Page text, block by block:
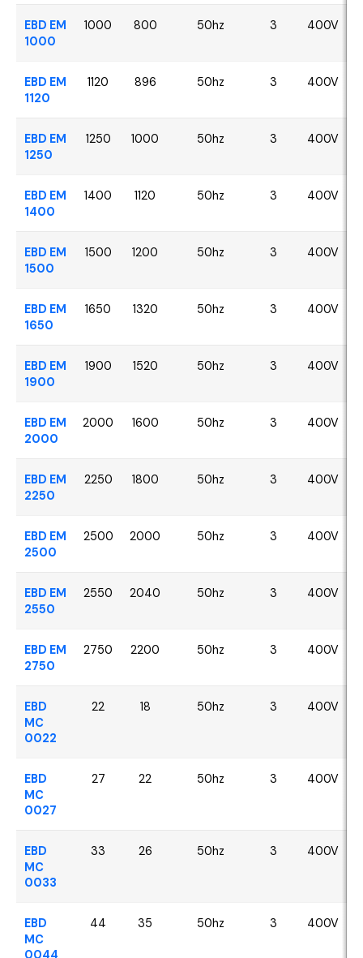
EBD EM
1000
1000 800 50hz 3 400V
EBD EM
1120
1120 896 50hz 3 400V
EBD EM
1250
1250 1000 50hz 3 400V
EBD EM
1400
1400 1120 50hz 3 400V
EBD EM
1500
1500 1200 50hz 3 400V
EBD EM
1650
1650 1320 50hz 3 400V
EBD EM
1900
1900 1520 50hz 3 400V
EBD EM
2000
2000 1600 50hz 3 400V
EBD EM
2250
2250 1800 50hz 3 400V
EBD EM
2500
2500 2000 50hz 3 400V
EBD EM
2550
2550 2040 50hz 3 400V
EBD EM
2750
2750 2200 50hz 3 400V
EBD
MC
0022
22 18 50hz 3 400V
EBD
MC
0027
27 22 50hz 3 400V
EBD
MC
0033
33 26 50hz 3 400V
EBD
MC
0044
44 35 50hz 3 400V